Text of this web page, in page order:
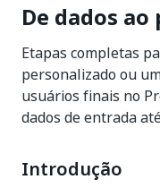
De dados ao
Etapas completas
personalizado ou
usuários finais no
dados de entrada
Introdução